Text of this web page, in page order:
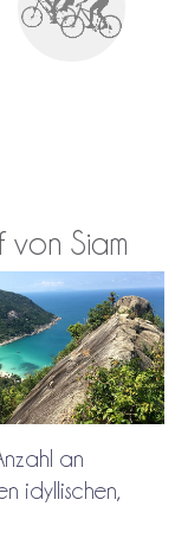
von Siam
an
idyllischen,